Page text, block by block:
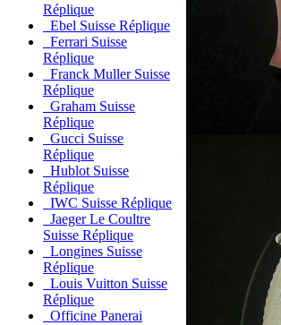
Réplique
Ebel Suisse Réplique
Ferrari Suisse
Réplique
Franck Muller Suisse
Réplique
Graham Suisse
Réplique
Gucci Suisse
Réplique
Hublot Suisse
Réplique
IWC Suisse Réplique
Jaeger Le Coultre
Suisse Réplique
Longines Suisse
Réplique
Louis Vuitton Suisse
Réplique
Officine Panerai